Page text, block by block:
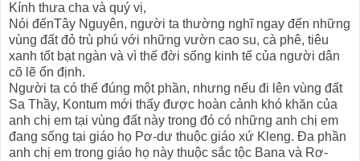
Kính thưa cha và quý vị,
Nói đếnTây Nguyên, người ta thường nghĩ ngay đến những
vùng đất đỏ trù phú với những vườn cao su, cà phê, tiêu
xanh tốt bạt ngàn và vì thế đời sống kinh tế của người dân
cõ lẽ ổn định.
Người ta có thể đúng một phần, nhưng nếu đi lên vùng đất
Sa Thầy, Kontum mới thấy được hoàn cảnh khó khăn của
anh chị em tại vùng đất này trong đó có những anh chị em
đang sống tại giáo họ Pơ-dư thuộc giáo xứ Kleng. Đa phần
anh chị em trong giáo họ này thuộc sắc tộc Bana và Rơ-